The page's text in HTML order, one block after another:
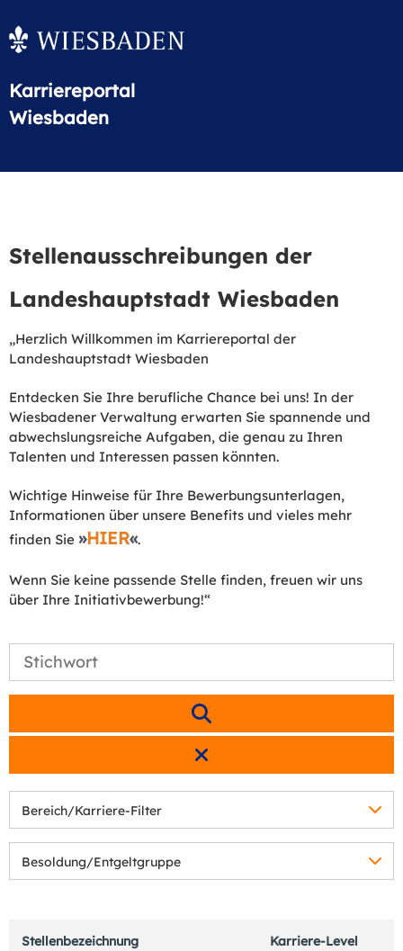
Karriereportal
Wiesbaden
Stellenausschreibungen der
Landeshauptstadt Wiesbaden
„Herzlich Willkommen im Karriereportal der
Landeshauptstadt Wiesbaden
Entdecken Sie Ihre berufliche Chance bei uns! In der
Wiesbadener Verwaltung erwarten Sie spannende und
abwechslungsreiche Aufgaben, die genau zu Ihren
Talenten und Interessen passen könnten.
Wichtige Hinweise für Ihre Bewerbungsunterlagen,
Informationen über unsere Benefits und vieles mehr
finden Sie
HIER .
Wenn Sie keine passende Stelle finden, freuen wir uns
über Ihre Initiativbewerbung!“
Bereich/Karriere-Filter
Besoldung/Entgeltgruppe
Stellenbezeichnung Karriere-Level